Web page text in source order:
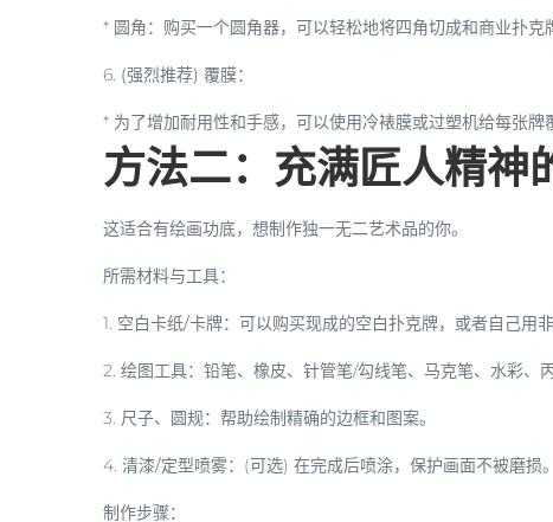
* 圆角：购买一个圆角器，可以轻松地将四角切成和商业扑克
6. (强烈推荐) 覆膜：
* 为了增加耐用性和手感，可以使用冷裱膜或过塑机给每张牌
方法二：充满匠人精
这适合有绘画功底，想制作独一无二艺术品的你。
所需材料与工具：
1. 空白卡纸/卡牌：可以购买现成的空白扑克牌，或者自己用
2. 绘图工具：铅笔、橡皮、针管笔/勾线笔、马克笔、水彩、
3. 尺子、圆规：帮助绘制精确的边框和图案。
4. 清漆/定型喷雾：(可选) 在完成后喷涂，保护画面不被磨损。
制作步骤：